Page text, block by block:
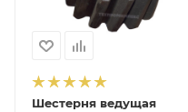
Шестерня ведущая